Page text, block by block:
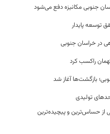
جنوبی مکانیزه دفع می‌شود
توسعه پایدار
در خراسان جنوبی
راکسب کرد
تولیدی
از حساس‌ترین و پیچیده‌ترین